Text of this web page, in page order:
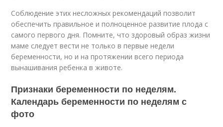
Соблюдение этих несложных рекомендаций позволит
обеспечить правильное и полноценное развитие плода с
самого первого дня. Помните, что здоровый образ жизни
маме следует вести не только в первые недели
беременности, но и на протяжении всего периода
вынашивания ребенка в животе.
Признаки беременности по неделям.
Календарь беременности по неделям с
фото